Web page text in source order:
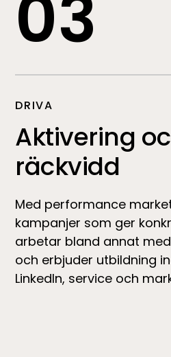
03
DRIVA
Aktivering
räckvidd
Med performance
kampanjer som ger
arbetar bland annat
och erbjuder utbildning
LinkedIn, service och